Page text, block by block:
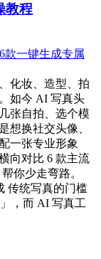
教程
化妆、造型、拍
如今 AI 写真头
张自拍、选个模
想换社交头像、
一张专业形象
向对比 6 款主流
你少走弯路。
传统写真的门槛
，而 AI 写真工